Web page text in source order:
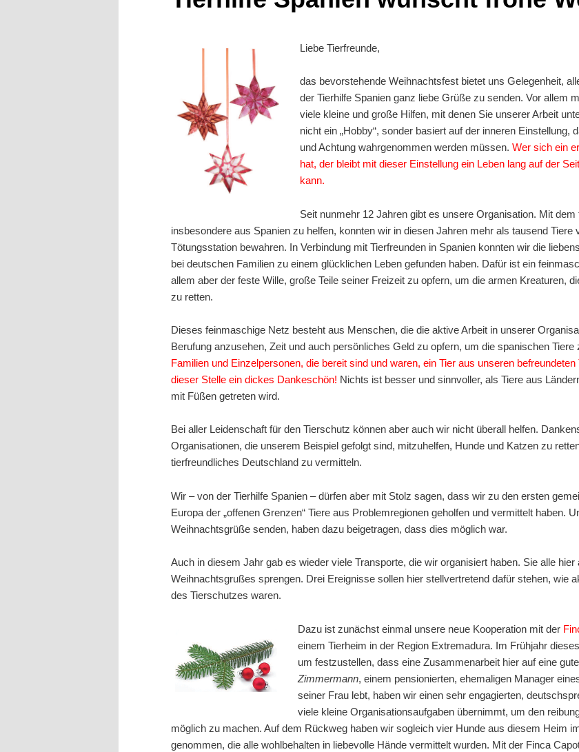
Liebe Tierfreunde,
das bevorstehende Weihnachtsfest bietet uns Gelegenheit,
der Tierhilfe Spanien ganz liebe Grüße zu senden. Vor allem
viele kleine und große Hilfen, mit denen Sie unserer Arbeit
nicht ein „Hobby“, sonder basiert auf der inneren
und Achtung wahrgenommen werden müssen.Wer sich ein
hat, der bleibt mit dieser Einstellung ein Leben lang auf der
kann.
Seit nunmehr 12 Jahren gibt es unsere Organisation. Mit
insbesondere aus Spanien zu helfen, konnten wir in diesen Jahren mehr als tausend
Tötungsstation bewahren. In Verbindung mit Tierfreunden in Spanien konnten wir die
bei deutschen Familien zu einem glücklichen Leben gefunden haben. Dafür ist ein
allem aber der feste Wille, große Teile seiner Freizeit zu opfern, um die armen Kreaturen,
zu retten.
Dieses feinmaschige Netz besteht aus Menschen, die die aktive Arbeit in unserer
Berufung anzusehen, Zeit und auch persönliches Geld zu opfern, um die spanischen Tiere
Familien und Einzelpersonen, die bereit sind und waren, ein Tier aus unseren
dieser Stelle ein dickes Dankeschön! Nichts ist besser und sinnvoller, als Tiere aus
mit Füßen getreten wird.
Bei aller Leidenschaft für den Tierschutz können aber auch wir nicht überall helfen.
Organisationen, die unserem Beispiel gefolgt sind, mitzuhelfen, Hunde und Katzen zu
tierfreundliches Deutschland zu vermitteln.
Wir – von der Tierhilfe Spanien – dürfen aber mit Stolz sagen, dass wir zu den ersten
Europa der „offenen Grenzen“ Tiere aus Problemregionen geholfen und vermittelt haben.
Weihnachtsgrüße senden, haben dazu beigetragen, dass dies möglich war.
Auch in diesem Jahr gab es wieder viele Transporte, die wir organisiert haben. Sie alle
Weihnachtsgrußes sprengen. Drei Ereignisse sollen hier stellvertretend dafür stehen, wie
des Tierschutzes waren.
Dazu ist zunächst einmal unsere neue Kooperation mit der
einem Tierheim in der Region Extremadura. Im Frühjahr
um festzustellen, dass eine Zusammenarbeit hier auf eine
Zimmermann, einem pensionierten, ehemaligen Manager
seiner Frau lebt, haben wir einen sehr engagierten,
viele kleine Organisationsaufgaben übernimmt, um den
möglich zu machen. Auf dem Rückweg haben wir sogleich vier Hunde aus diesem Heim
genommen, die alle wohlbehalten in liebevolle Hände vermittelt wurden. Mit der Finca